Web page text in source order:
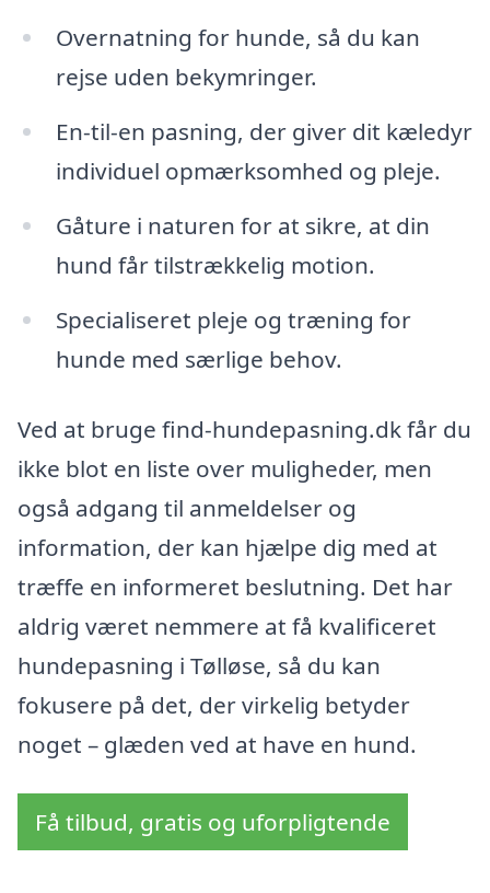
Overnatning for hunde, så du kan
rejse uden bekymringer.
En-til-en pasning, der giver dit kæledyr
individuel opmærksomhed og pleje.
Gåture i naturen for at sikre, at din
hund får tilstrækkelig motion.
Specialiseret pleje og træning for
hunde med særlige behov.
Ved at bruge find-hundepasning.dk får du
ikke blot en liste over muligheder, men
også adgang til anmeldelser og
information, der kan hjælpe dig med at
træffe en informeret beslutning. Det har
aldrig været nemmere at få kvalificeret
hundepasning i Tølløse, så du kan
fokusere på det, der virkelig betyder
noget – glæden ved at have en hund.
Få tilbud, gratis og uforpligtende